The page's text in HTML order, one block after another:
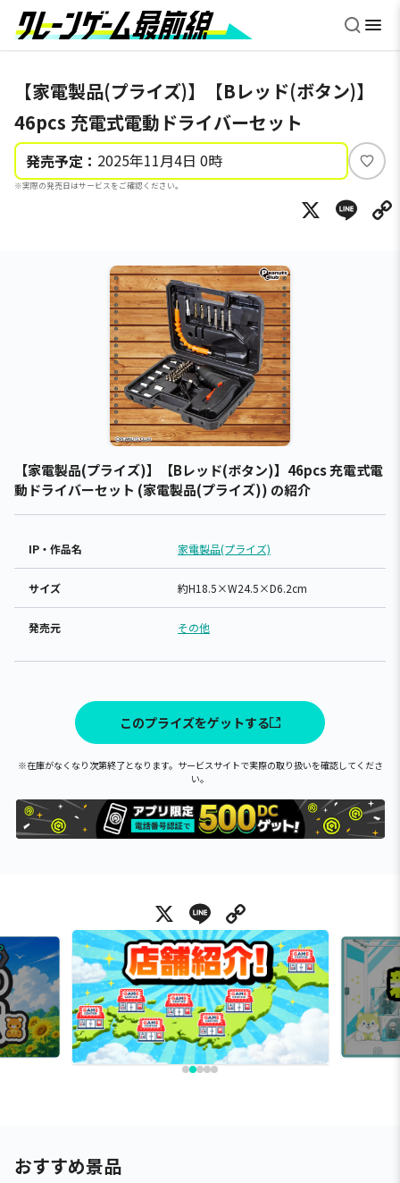
【家電製品(プライズ)】【Bレッド(ボタン)】
46pcs 充電式電動ドライバーセット
発売予定： 2025年11月4日 0時
※実際の発売日はサービスをご確認ください。
い
ね
X
【家電製品(プライズ)】【Bレッド(ボタン)】46pcs 充電式電
動ドライバーセット (家電製品(プライズ)) の紹介
IP・作品名 家電製品(プライズ)
サイズ 約H18.5×W24.5×D6.2cm
発売元 その他
このプライズをゲットする
※在庫がなくなり次第終了となります。サービスサイトで実際の取り扱いを確認してくださ
い。
X Line
おすすめ景品